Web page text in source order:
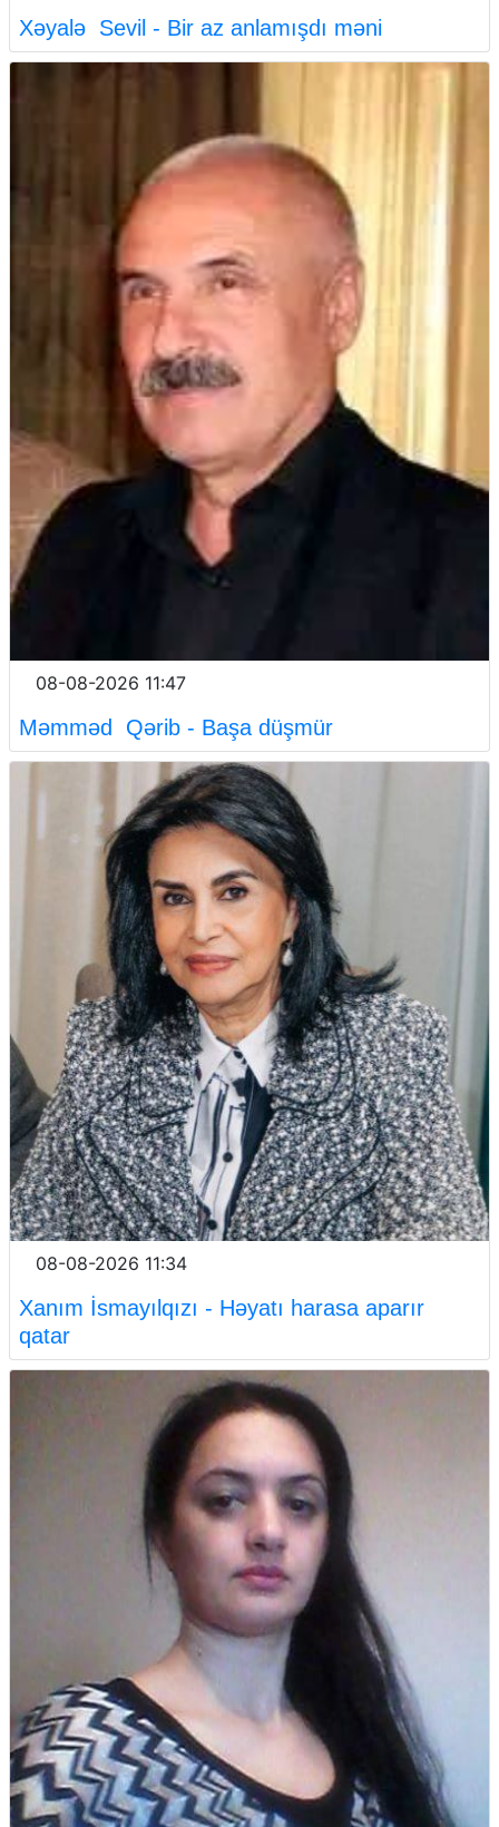
Xəyalə Sevil - Bir az anlamışdı məni
08-08-2026 11:47
Məmməd Qərib - Başa düşmür
08-08-2026 11:34
Xanım İsmayılqızı - Həyatı harasa aparır
qatar